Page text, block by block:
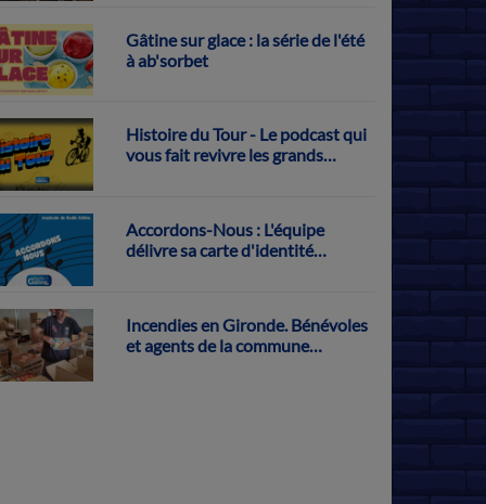
Gâtine sur glace : la série de l'été
à ab'sorbet
Histoire du Tour - Le podcast qui
vous fait revivre les grands
Accordons-Nous : L'équipe
délivre sa carte d'identité
Incendies en Gironde. Bénévoles
et agents de la commune